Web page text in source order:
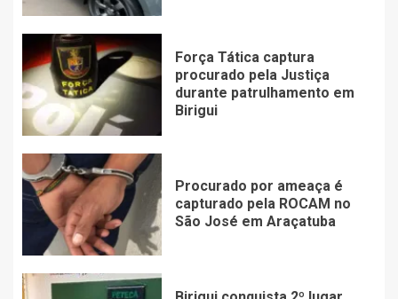
Força Tática captura
procurado pela Justiça
durante patrulhamento em
Birigui
Procurado por ameaça é
capturado pela ROCAM no
São José em Araçatuba